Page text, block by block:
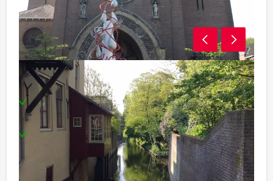
Inclusief:
Enthousiaste gids (échte Bosschenaar met
jarenlange ervaring)
Te boeken op uw gewenste dag en tijdstip!
Want to experience Den Bosch with a
professional tourguide?